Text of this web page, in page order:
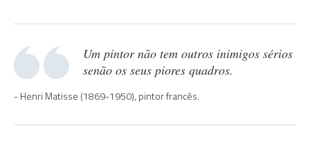
Um pintor não tem outros inimigos sérios
senão os seus piores quadros.
Henri Matisse (1869-1950), pintor francês.